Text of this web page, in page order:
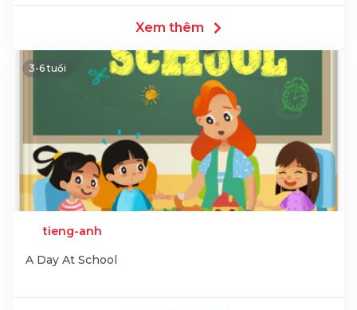
Xem thêm
3-6 tuổi
tieng-anh
A Day At School